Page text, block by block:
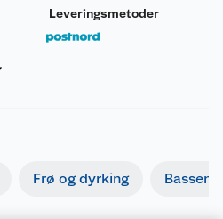
Leveringsmetoder
Frø og dyrking Basseng